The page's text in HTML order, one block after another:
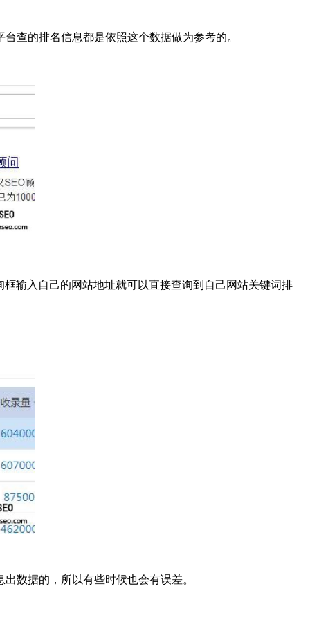
查的排名信息都是依照这个数据做为参考的。
输入自己的网站地址就可以直接查询到自己网站关键词排
数据的，所以有些时候也会有误差。